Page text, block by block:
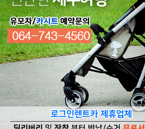
렌트카예약
RESERVATION
렌트카 예약하기
오늘 하루 이창을 열지 않습니다.
오늘 하루 이창을 열지 않습니다.
오늘 하루 이창을 열지 않습니다.